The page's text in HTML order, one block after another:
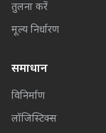
तुलना करें
मूल्य निर्धारण
समाधान
विनिर्माण
लॉजिस्टिक्स